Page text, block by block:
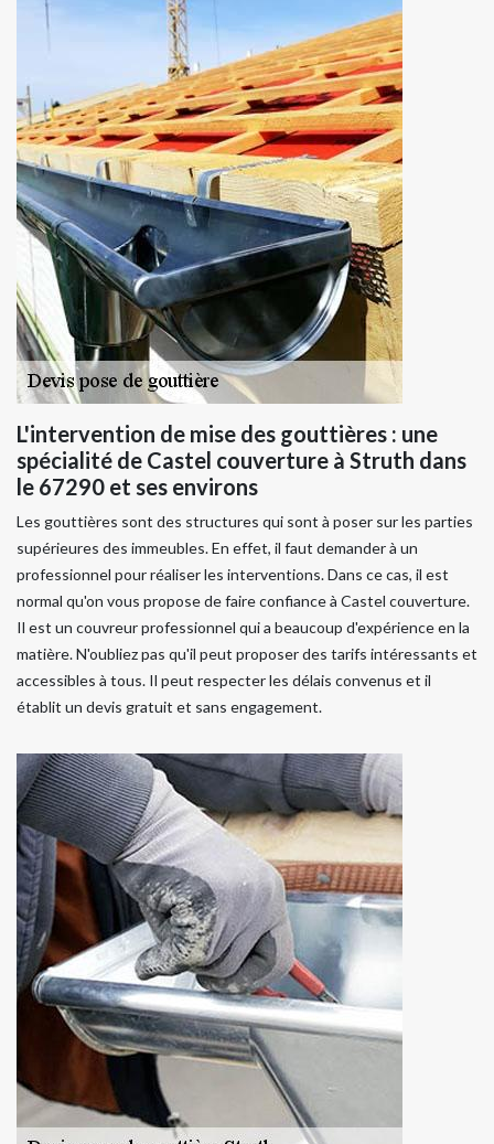
L'intervention de mise des gouttières : une
spécialité de Castel couverture à Struth dans
le 67290 et ses environs
Les gouttières sont des structures qui sont à poser sur les parties
supérieures des immeubles. En effet, il faut demander à un
professionnel pour réaliser les interventions. Dans ce cas, il est
normal qu'on vous propose de faire confiance à Castel couverture.
Il est un couvreur professionnel qui a beaucoup d'expérience en la
matière. N'oubliez pas qu'il peut proposer des tarifs intéressants et
accessibles à tous. Il peut respecter les délais convenus et il
établit un devis gratuit et sans engagement.